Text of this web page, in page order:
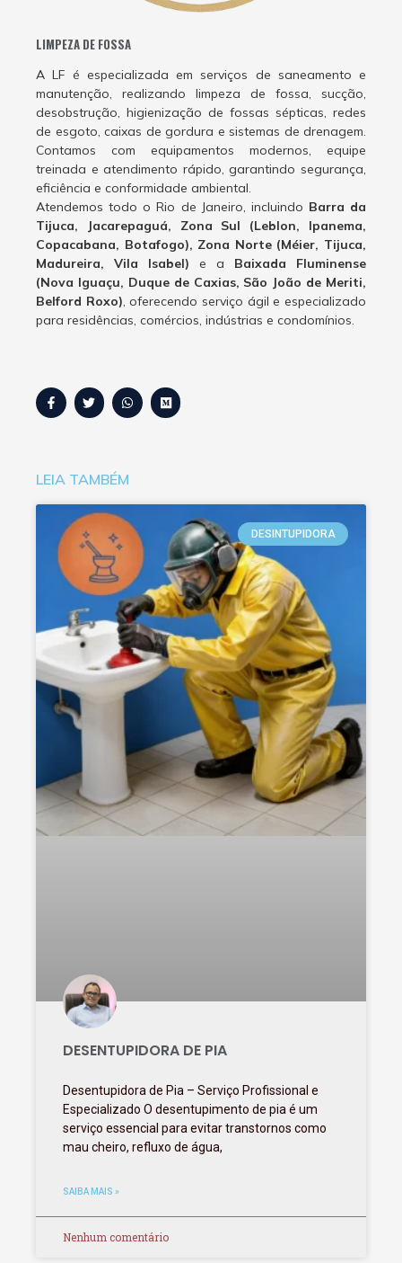
LIMPEZA DE FOSSA
A LF é especializada em serviços de saneamento e
manutenção, realizando limpeza de fossa, sucção,
desobstrução, higienização de fossas sépticas, redes
de esgoto, caixas de gordura e sistemas de drenagem.
Contamos com equipamentos modernos, equipe
treinada e atendimento rápido, garantindo segurança,
eficiência e conformidade ambiental.
Atendemos todo o Rio de Janeiro, incluindo Barra da
Tijuca, Jacarepaguá, Zona Sul (Leblon, Ipanema,
Copacabana, Botafogo), Zona Norte (Méier, Tijuca,
Madureira, Vila Isabel) e a Baixada Fluminense
(Nova Iguaçu, Duque de Caxias, São João de Meriti,
Belford Roxo), oferecendo serviço ágil e especializado
para residências, comércios, indústrias e condomínios.
LEIA TAMBÉM
DESINTUPIDORA
DESENTUPIDORA DE PIA
Desentupidora de Pia – Serviço Profissional e
Especializado O desentupimento de pia é um
serviço essencial para evitar transtornos como
mau cheiro, refluxo de água,
SAIBA MAIS »
Nenhum comentário